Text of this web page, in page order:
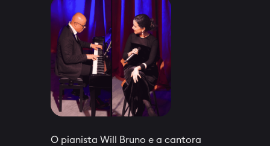
O pianista Will Bruno e a cantora